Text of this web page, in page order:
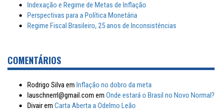
Indexação e Regime de Metas de Inflação
Perspectivas para a Política Monetária
Regime Fiscal Brasileiro, 25 anos de Inconsistências
COMENTÁRIOS
Rodrigo Silvaem Inflação no dobro da meta
lauschnerrl@gmail.com em Onde estará o Brasil no Novo Normal?
Divairem Carta Aberta a Odelmo Leão